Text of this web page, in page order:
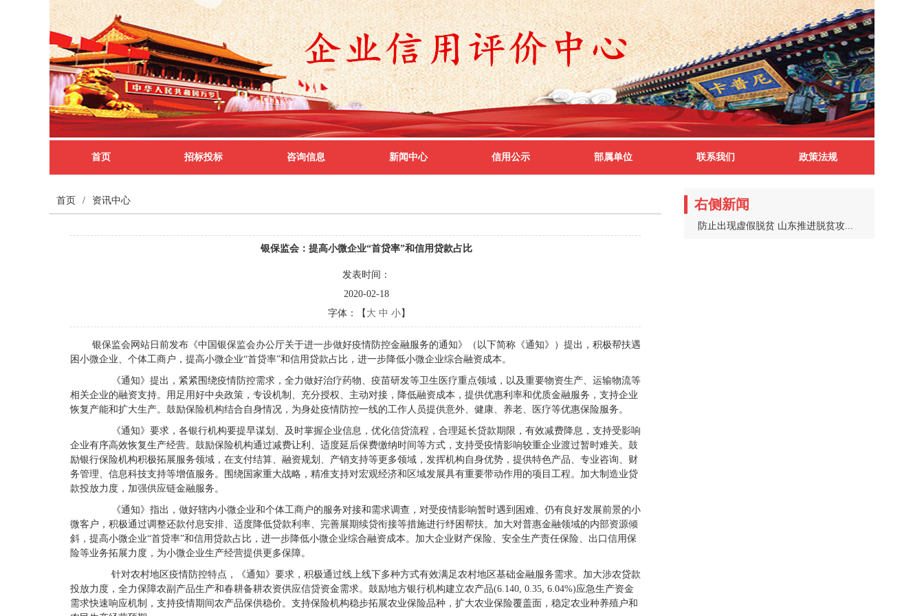
首页 招标投标 咨询信息 新闻中心 信用公示 部属单位 联系我们 政策法规
首页 / 资讯中心
银保监会：提高小微企业“首贷率”和信用贷款占比
发表时间：
2020-02-18
字体：【 大 中 小】
银保监会网站日前发布《中国银保监会办公厅关于进一步做好疫情防控金融服务的通知》（以下简称《通知》）提出，积极帮扶遇
困小微企业、个体工商户，提高小微企业“首贷率”和信用贷款占比，进一步降低小微企业综合融资成本。
《通知》提出，紧紧围绕疫情防控需求，全力做好治疗药物、疫苗研发等卫生医疗重点领域，以及重要物资生产、运输物流等
相关企业的融资支持。用足用好中央政策，专设机制、充分授权、主动对接，降低融资成本，提供优惠利率和优质金融服务，支持企业
恢复产能和扩大生产。鼓励保险机构结合自身情况，为身处疫情防控一线的工作人员提供意外、健康、养老、医疗等优惠保险服务。
《通知》要求，各银行机构要提早谋划、及时掌握企业信息，优化信贷流程，合理延长贷款期限，有效减费降息，支持受影响
企业有序高效恢复生产经营。鼓励保险机构通过减费让利、适度延后保费缴纳时间等方式，支持受疫情影响较重企业渡过暂时难关。鼓
励银行保险机构积极拓展服务领域，在支付结算、融资规划、产销支持等更多领域，发挥机构自身优势，提供特色产品、专业咨询、财
务管理、信息科技支持等增值服务。围绕国家重大战略，精准支持对宏观经济和区域发展具有重要带动作用的项目工程。加大制造业贷
款投放力度，加强供应链金融服务。
《通知》指出，做好辖内小微企业和个体工商户的服务对接和需求调查，对受疫情影响暂时遇到困难、仍有良好发展前景的小
微客户，积极通过调整还款付息安排、适度降低贷款利率、完善展期续贷衔接等措施进行纾困帮扶。加大对普惠金融领域的内部资源倾
斜，提高小微企业“首贷率”和信用贷款占比，进一步降低小微企业综合融资成本。加大企业财产保险、安全生产责任保险、出口信用保
险等业务拓展力度，为小微企业生产经营提供更多保障。
针对农村地区疫情防控特点，《通知》要求，积极通过线上线下多种方式有效满足农村地区基础金融服务需求。加大涉农贷款
投放力度，全力保障农副产品生产和春耕备耕农资供应信贷资金需求。鼓励地方银行机构建立农产品(6.140, 0.35, 6.04%)应急生产资金
需求快速响应机制，支持疫情期间农产品保供稳价。支持保险机构稳步拓展农业保险品种，扩大农业保险覆盖面，稳定农业种养殖户和
右侧新闻
防止出现虚假脱贫 山东推进脱贫攻...